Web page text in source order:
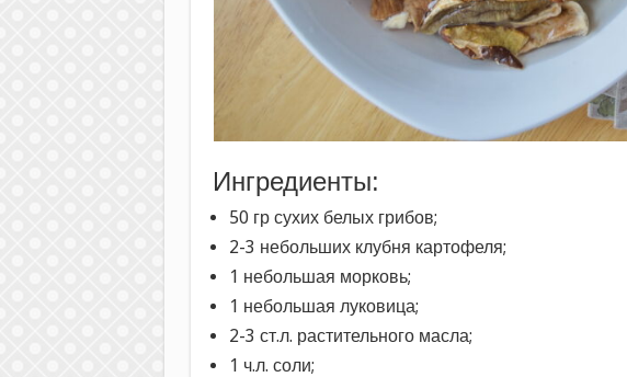
Ингредиенты:
50 гр сухих белых грибов;
2-3 небольших клубня картофеля;
1 небольшая морковь;
1 небольшая луковица;
2-3 ст.л. растительного масла;
1 ч.л. соли;